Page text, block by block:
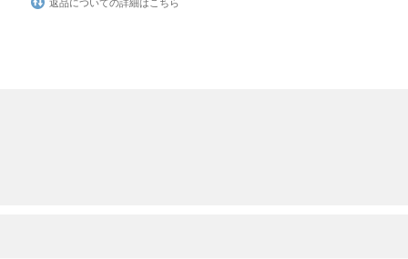
返品についての詳細はこちら